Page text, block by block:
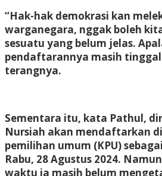
“Hak-hak demokrasi kan
warganegara, nggak boleh
sesuatu yang belum jelas.
pendaftarannya masih tinggal
terangnya.
Sementara itu, kata Pathul,
Nursiah akan mendaftarkan
pemilihan umum (KPU)
Rabu, 28 Agustus 2024.
waktu ia masih belum